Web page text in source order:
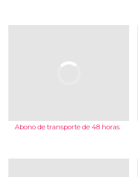
Abono de transporte de 48 horas